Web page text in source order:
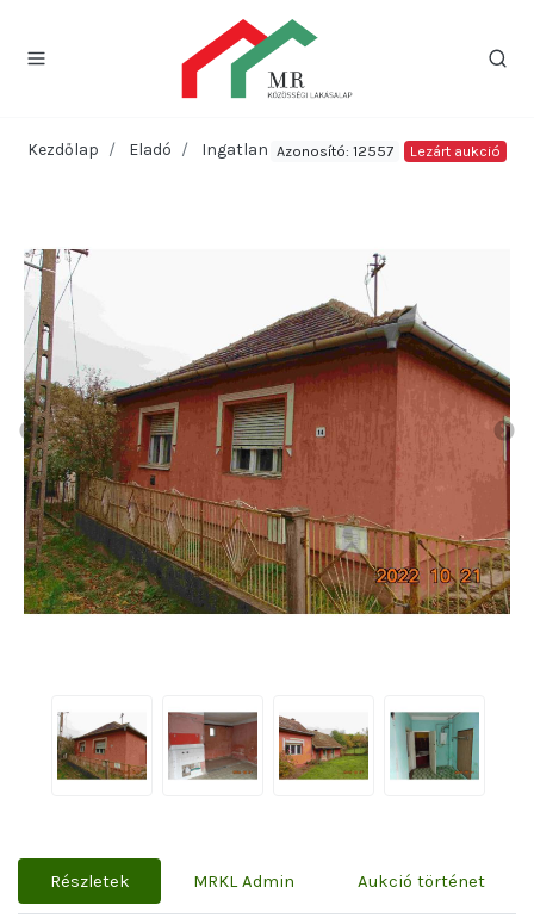
Kezdőlap Eladó Ingatlan Azonosító: 12557 Lezárt aukció
Részletek MRKL Admin Aukció történet